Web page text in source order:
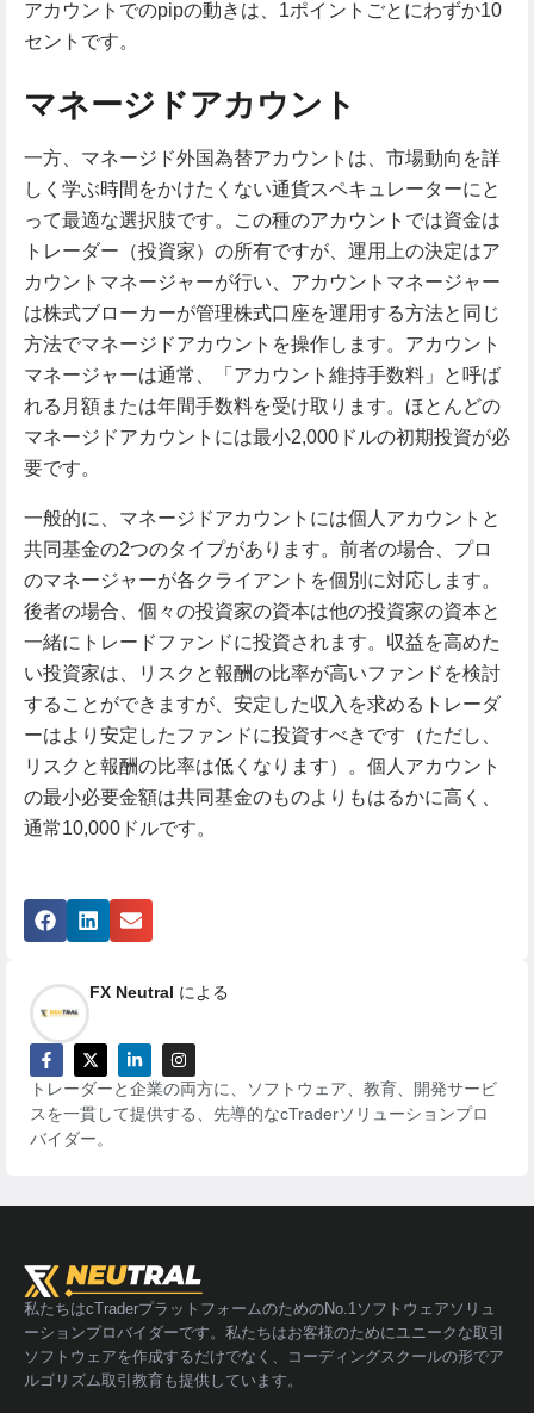
アカウントでのpipの動きは、1ポイントごとにわずか10
セントです。
マネージドアカウント
一方、マネージド外国為替アカウントは、市場動向を詳
しく学ぶ時間をかけたくない通貨スペキュレーターにと
って最適な選択肢です。この種のアカウントでは資金は
トレーダー（投資家）の所有ですが、運用上の決定はア
カウントマネージャーが行い、アカウントマネージャー
は株式ブローカーが管理株式口座を運用する方法と同じ
方法でマネージドアカウントを操作します。アカウント
マネージャーは通常、「アカウント維持手数料」と呼ば
れる月額または年間手数料を受け取ります。ほとんどの
マネージドアカウントには最小2,000ドルの初期投資が必
要です。
一般的に、マネージドアカウントには個人アカウントと
共同基金の2つのタイプがあります。前者の場合、プロ
のマネージャーが各クライアントを個別に対応します。
後者の場合、個々の投資家の資本は他の投資家の資本と
一緒にトレードファンドに投資されます。収益を高めた
い投資家は、リスクと報酬の比率が高いファンドを検討
することができますが、安定した収入を求めるトレーダ
ーはより安定したファンドに投資すべきです（ただし、
リスクと報酬の比率は低くなります）。個人アカウント
の最小必要金額は共同基金のものよりもはるかに高く、
通常10,000ドルです。
FX Neutral による
トレーダーと企業の両方に、ソフトウェア、教育、開発サービ
スを一貫して提供する、先導的なcTraderソリューションプロ
バイダー。
私たちはcTraderプラットフォームのためのNo.1ソフトウェアソリュ
ーションプロバイダーです。私たちはお客様のためにユニークな取引
ソフトウェアを作成するだけでなく、コーディングスクールの形でア
ルゴリズム取引教育も提供しています。